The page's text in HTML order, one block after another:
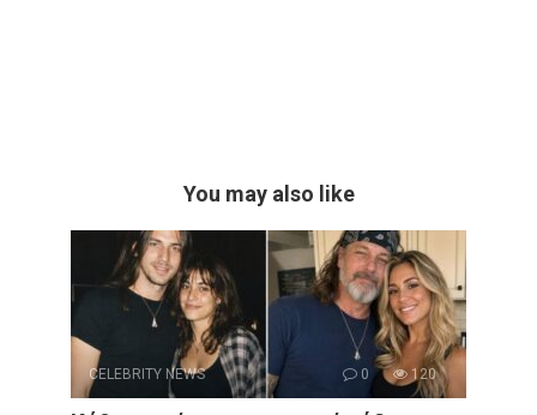
You may also like
CELEBRITY NEWS 0 120